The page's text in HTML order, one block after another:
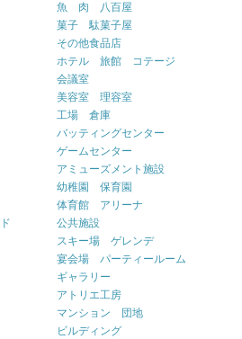
魚 肉 八百屋
菓子 駄菓子屋
その他食品店
ホテル 旅館 コテージ
会議室
美容室 理容室
工場 倉庫
バッティングセンター
ゲームセンター
アミューズメント施設
幼稚園 保育園
体育館 アリーナ
公共施設
スキー場 ゲレンデ
宴会場 パーティールーム
ギャラリー
アトリエ工房
マンション 団地
ビルディング